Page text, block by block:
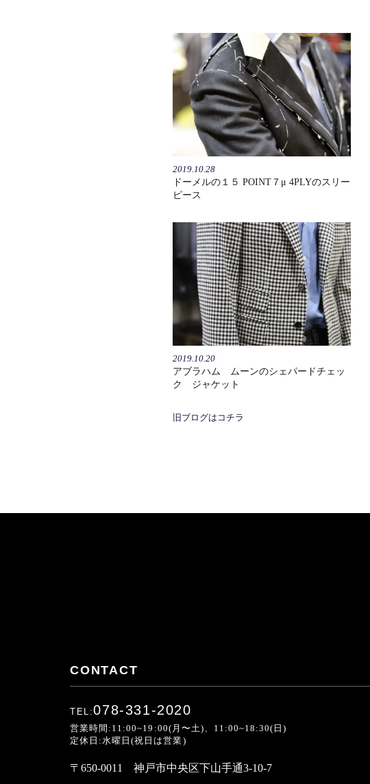
2019.10.28
ドーメルの１５ POINT７μ 4PLYのスリー
ピース
2019.10.20
アブラハム ムーンのシェパードチェッ
ク ジャケット
旧ブログはコチラ
CONTACT
TEL:078-331-2020
営業時間:11:00~19:00(月〜土)、11:00~18:30(日)
定休日:水曜日(祝日は営業)
〒650-0011 神戸市中央区下山手通3-10-7